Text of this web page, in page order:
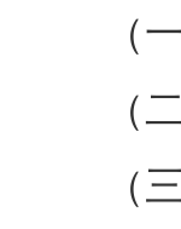
（一
（二
（三